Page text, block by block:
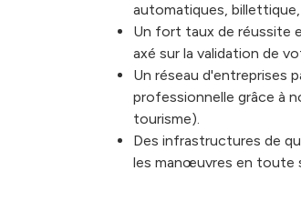
automatiques,
Un fort taux de réussite
axé sur la validation de
Un réseau d'entreprises
professionnelle grâce à
tourisme).
Des infrastructures de
les manœuvres en toute